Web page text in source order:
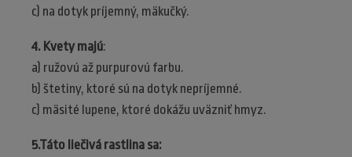
c) na dotyk príjemný, mäkučký.
4. Kvety majú:
a) ružovú až purpurovú farbu.
b) štetiny, ktoré sú na dotyk nepríjemné.
c) mäsité lupene, ktoré dokážu uväzniť hmyz.
5.Táto liečivá rastlina sa: